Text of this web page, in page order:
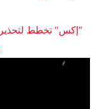
"إكس" تخطط لتحذير